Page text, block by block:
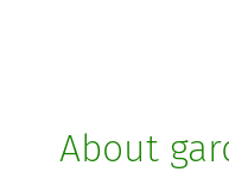
About